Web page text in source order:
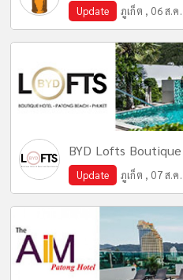
Update ภูเก็ต , 06 ส.ค
BYD Lofts
Update ภูเก็ต , 07 ส.ค